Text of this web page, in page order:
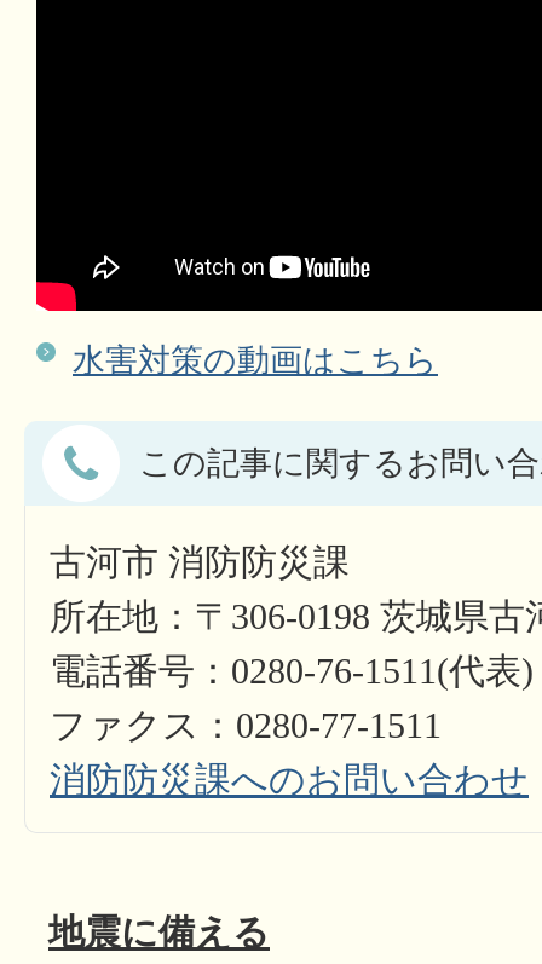
水害対策の動画はこちら
この記事に関するお問い
古河市 消防防災課
所在地：〒306-0198 茨城県古
電話番号：0280-76-1511(代表)
ファクス：0280-77-1511​​​​​​​
消防防災課へのお問い合わせ
地震に備える